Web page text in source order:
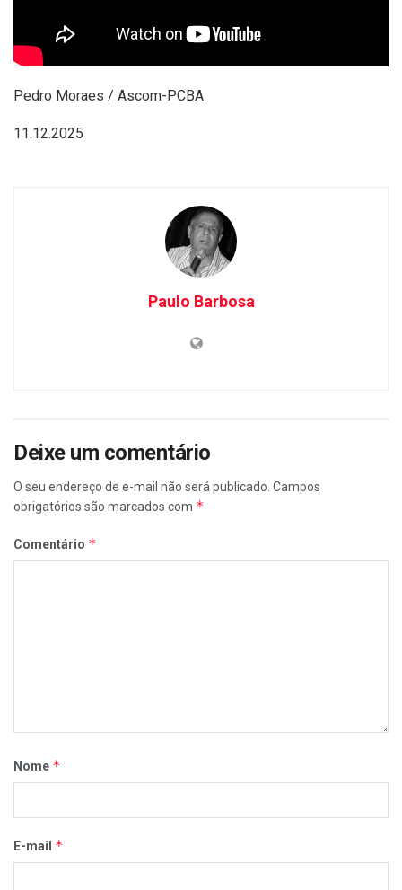
Pedro Moraes / Ascom-PCBA
11.12.2025
Paulo Barbosa
Deixe um comentário
O seu endereço de e-mail não será publicado. Campos
obrigatórios são marcados com *
Comentário *
Nome *
E-mail *